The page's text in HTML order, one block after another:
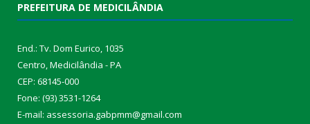
PREFEITURA DE MEDICILÂNDIA
End.: Tv. Dom Eurico, 1035
Centro, Medicilândia - PA
CEP: 68145-000
Fone: (93) 3531-1264
E-mail: assessoria.gabpmm@gmail.com